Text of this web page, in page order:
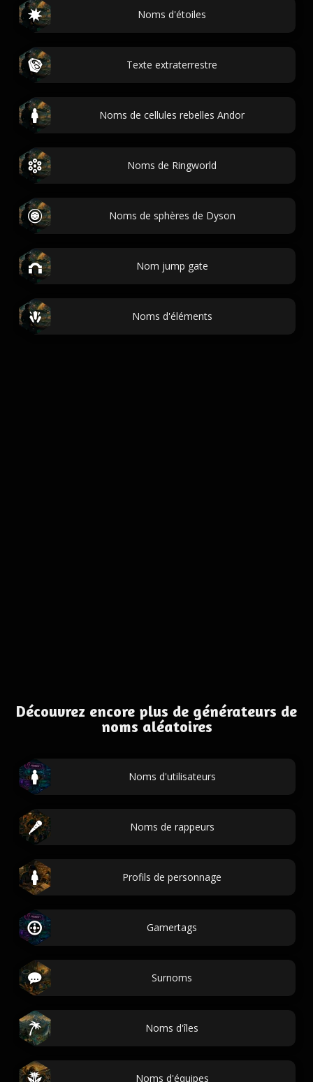
Noms d'étoiles
Texte extraterrestre
Noms de cellules rebelles Andor
Noms de Ringworld
Noms de sphères de Dyson
Nom jump gate
Noms d'éléments
Découvrez encore plus de générateurs de
noms aléatoires
Noms d'utilisateurs
Noms de rappeurs
Profils de personnage
Gamertags
Surnoms
Noms d'îles
Noms d'équipes